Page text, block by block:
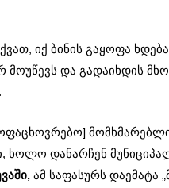
იქ ბინის გაყოფა
მოუწევს და გადაიხდის
დანარჩენ
ამ საფასურს დაემატა